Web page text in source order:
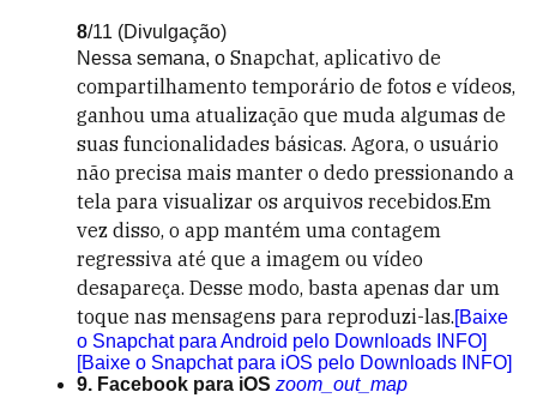
8/11 (Divulgação)
Nessa semana, o Snapchat, aplicativo de
compartilhamento temporário de fotos e vídeos,
ganhou uma atualização que muda algumas de
suas funcionalidades básicas. Agora, o usuário
não precisa mais manter o dedo pressionando a
tela para visualizar os arquivos recebidos.Em
vez disso, o app mantém uma contagem
regressiva até que a imagem ou vídeo
desapareça. Desse modo, basta apenas dar um
toque nas mensagens para reproduzi-las.[Baixe
o Snapchat para Android pelo Downloads INFO]
[Baixe o Snapchat para iOS pelo Downloads INFO]
9. Facebook para iOS zoom_out_map